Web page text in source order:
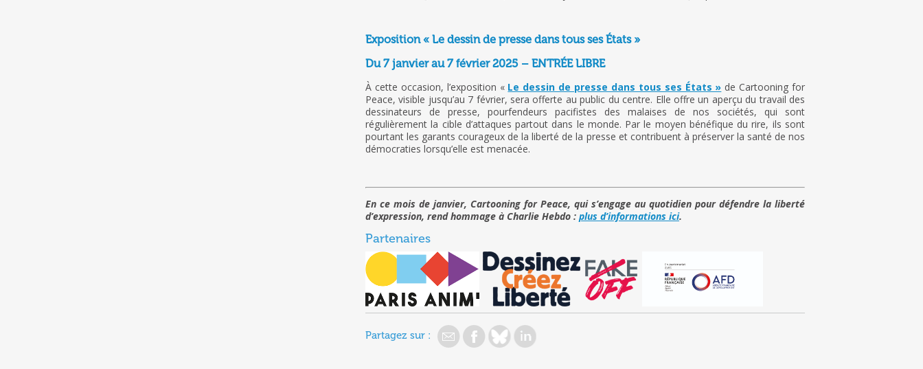
Exposition « Le dessin de presse dans tous ses États »
Du 7 janvier au 7 février 2025 – ENTRÉE LIBRE
À cette occasion, l’exposition « Le dessin de presse dans tous ses États » de Cartooning for
Peace, visible jusqu’au 7 février, sera offerte au public du centre. Elle offre un aperçu du travail des
dessinateurs de presse, pourfendeurs pacifistes des malaises de nos sociétés, qui sont
régulièrement la cible d’attaques partout dans le monde. Par le moyen bénéfique du rire, ils sont
pourtant les garants courageux de la liberté de la presse et contribuent à préserver la santé de nos
démocraties lorsqu’elle est menacée.
En ce mois de janvier, Cartooning for Peace, qui s’engage au quotidien pour défendre la liberté
d’expression, rend hommage à Charlie Hebdo : plus d’informations ici.
Partenaires
Partagez sur :